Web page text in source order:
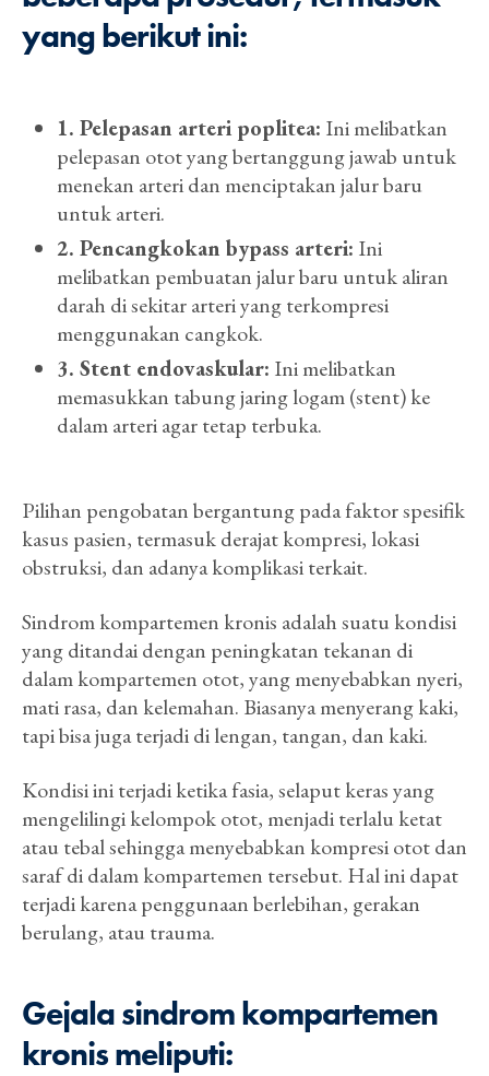
yang berikut ini:
1. Pelepasan arteri poplitea: Ini melibatkan
pelepasan otot yang bertanggung jawab untuk
menekan arteri dan menciptakan jalur baru
untuk arteri.
2. Pencangkokan bypass arteri: Ini
melibatkan pembuatan jalur baru untuk aliran
darah di sekitar arteri yang terkompresi
menggunakan cangkok.
3. Stent endovaskular: Ini melibatkan
memasukkan tabung jaring logam (stent) ke
dalam arteri agar tetap terbuka.
Pilihan pengobatan bergantung pada faktor spesifik
kasus pasien, termasuk derajat kompresi, lokasi
obstruksi, dan adanya komplikasi terkait.
Sindrom kompartemen kronis adalah suatu kondisi
yang ditandai dengan peningkatan tekanan di
dalam kompartemen otot, yang menyebabkan nyeri,
mati rasa, dan kelemahan. Biasanya menyerang kaki,
tapi bisa juga terjadi di lengan, tangan, dan kaki.
Kondisi ini terjadi ketika fasia, selaput keras yang
mengelilingi kelompok otot, menjadi terlalu ketat
atau tebal sehingga menyebabkan kompresi otot dan
saraf di dalam kompartemen tersebut. Hal ini dapat
terjadi karena penggunaan berlebihan, gerakan
berulang, atau trauma.
Gejala sindrom kompartemen
kronis meliputi: